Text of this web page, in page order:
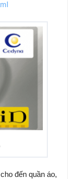
đến quần áo,